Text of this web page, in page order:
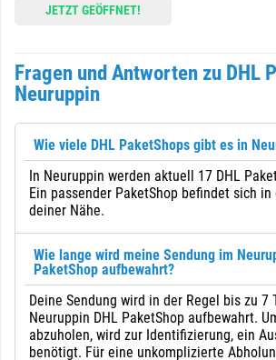
JETZT GEÖFFNET!
Fragen und Antworten zu DHL
Neuruppin
Wie viele DHL PaketShops gibt es in
In Neuruppin werden aktuell 17 DHL
Ein passender PaketShop befindet sich
deiner Nähe.
Wie lange wird meine Sendung im
PaketShop aufbewahrt?
Deine Sendung wird in der Regel bis zu 7
Neuruppin DHL PaketShop aufbewahrt.
abzuholen, wird zur Identifizierung, ein
benötigt. Für eine unkomplizierte